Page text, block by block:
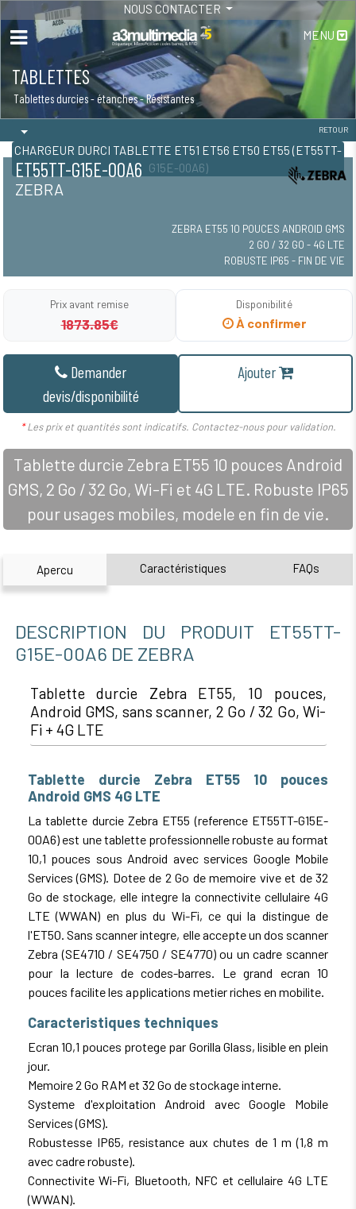
NOUS CONTACTER
MENU
TABLETTES
Tablettes durcies - étanches - Résistantes
CHARGEUR DURCI TABLETTE ET51 ET56 ET50 ET55 (ET55TT-
G15E-00A6)
RETOUR
ET55TT-G15E-00A6
ZEBRA
ZEBRA ET55 10 POUCES ANDROID GMS
2 GO / 32 GO - 4G LTE
ROBUSTE IP65 - FIN DE VIE
Prix avant remise
1873.85€
Disponibilité
À confirmer
Demander
devis/disponibilité
Ajouter
*Les prix et quantités sont indicatifs. Contactez-nous pour validation.
Tablette durcie Zebra ET55 10 pouces Android
GMS, 2 Go / 32 Go, Wi-Fi et 4G LTE. Robuste IP65
pour usages mobiles, modele en fin de vie.
Apercu Caractéristiques FAQs
DESCRIPTION DU PRODUIT ET55TT-
G15E-00A6 DE ZEBRA
Tablette durcie Zebra ET55, 10 pouces,
Android GMS, sans scanner, 2 Go / 32 Go, Wi-
Fi + 4G LTE
Tablette durcie Zebra ET55 10 pouces
Android GMS 4G LTE
La tablette durcie Zebra ET55 (reference ET55TT-G15E-
00A6) est une tablette professionnelle robuste au format
10,1 pouces sous Android avec services Google Mobile
Services (GMS). Dotee de 2 Go de memoire vive et de 32
Go de stockage, elle integre la connectivite cellulaire 4G
LTE (WWAN) en plus du Wi-Fi, ce qui la distingue de
l'ET50. Sans scanner integre, elle accepte un dos scanner
Zebra (SE4710 / SE4750 / SE4770) ou un cadre scanner
pour la lecture de codes-barres. Le grand ecran 10
pouces facilite les applications metier riches en mobilite.
Caracteristiques techniques
Ecran 10,1 pouces protege par Gorilla Glass, lisible en plein
jour.
Memoire 2 Go RAM et 32 Go de stockage interne.
Systeme d'exploitation Android avec Google Mobile
Services (GMS).
Robustesse IP65, resistance aux chutes de 1 m (1,8 m
avec cadre robuste).
Connectivite Wi-Fi, Bluetooth, NFC et cellulaire 4G LTE
(WWAN).